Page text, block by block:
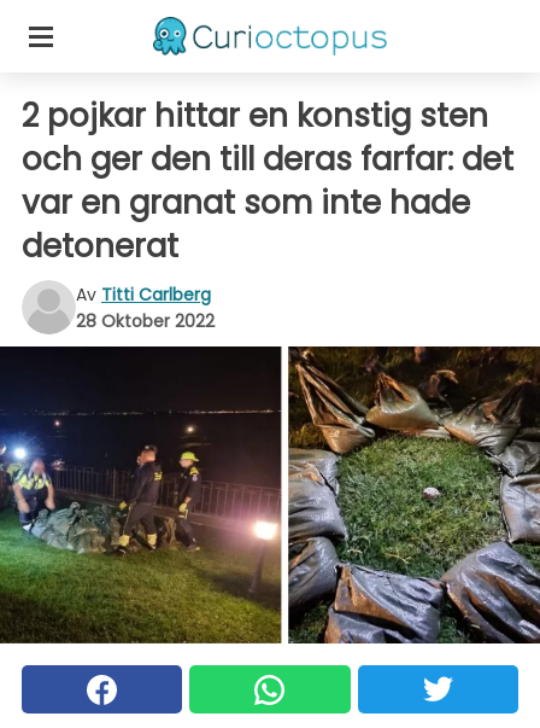
2 pojkar hittar en konstig sten
och ger den till deras farfar: det
var en granat som inte hade
detonerat
Av Titti Carlberg
28 Oktober 2022